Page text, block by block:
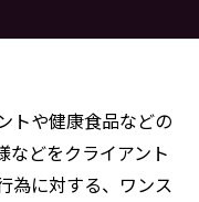
トや健康食品などの
などをクライアント
為に対する、ワンス